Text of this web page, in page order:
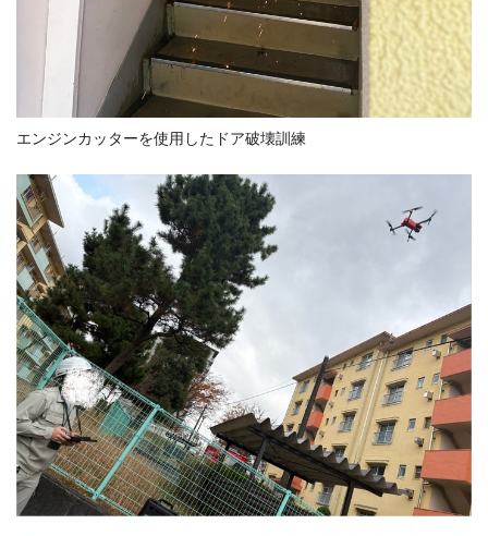
エンジンカッターを使用したドア破壊訓練